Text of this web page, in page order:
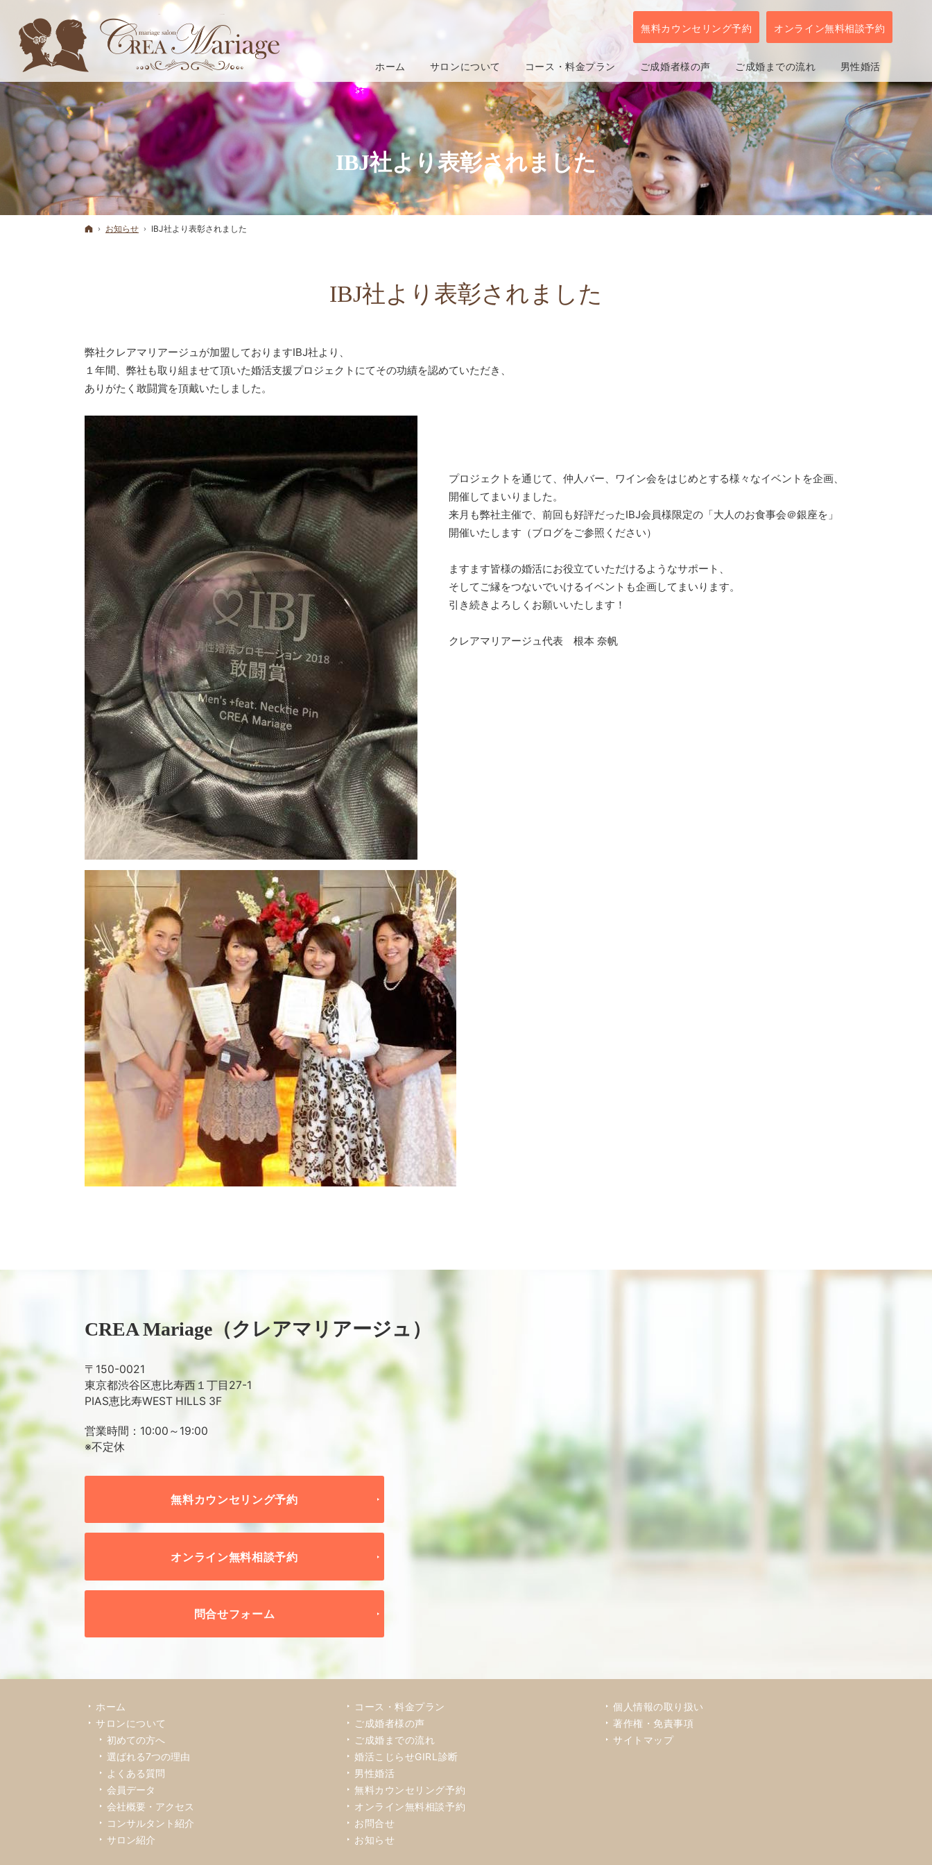
IBJ社より表彰されました
ホーム
お知らせ IBJ社より表彰されました
IBJ社より表彰されました
弊社クレアマリアージュが加盟しておりますIBJ社より、
１年間、弊社も取り組ませて頂いた婚活支援プロジェクトにてその功績を認めていただき、
ありがたく敢闘賞を頂戴いたしました。
プロジェクトを通じて、仲人バー、ワイン会をはじめとする様々なイベントを企画、
開催してまいりました。
来月も弊社主催で、前回も好評だったIBJ会員様限定の「大人のお食事会＠銀座を」
開催いたします（ブログをご参照ください）
ますます皆様の婚活にお役立ていただけるようなサポート、
そしてご縁をつないでいけるイベントも企画してまいります。
引き続きよろしくお願いいたします！
クレアマリアージュ代表 根本 奈帆
無料カウンセリング予約 オンライン無料相談予約
ホーム サロンについて コース・料金プラン ご成婚者様の声 ご成婚までの流れ 男性婚活
CREA Mariage （クレアマリアージュ）
〒150-0021
東京都渋谷区恵比寿西１丁目27-1
PIAS恵比寿WEST HILLS 3F
営業時間：10:00～19:00
※不定休
無料カウンセリング予約
オンライン無料相談予約
問合せフォーム
ホーム
サロンについて
初めての方へ
選ばれる7つの理由
よくある質問
会員データ
会社概要・アクセス
コンサルタント紹介
サロン紹介
コース・料金プラン
ご成婚者様の声
ご成婚までの流れ
婚活こじらせGIRL診断
男性婚活
無料カウンセリング予約
オンライン無料相談予約
お問合せ
お知らせ
個人情報の取り扱い
著作権・免責事項
サイトマップ